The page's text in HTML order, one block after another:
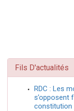
Fils D'actualités
RDC : Les
s’opposent
constitution